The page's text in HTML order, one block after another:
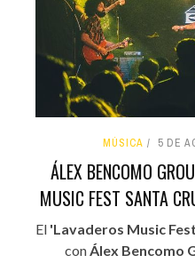
MÚSICA 5 DE
ÁLEX BENCOMO
MUSIC FEST SANTA
El 'Lavaderos Music
conÁlex Bencomo